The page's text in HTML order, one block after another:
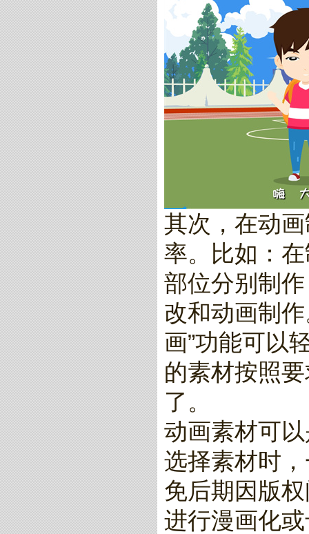
其次，在动
率。比如：
部位分别制
改和动画制
画”功能可以
的素材按照
了。
动画素材可
选择素材时
免后期因版
进行漫画化